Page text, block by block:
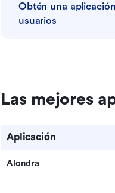
Obtén una
usuarios
Las mejores
Aplicación
Alondra